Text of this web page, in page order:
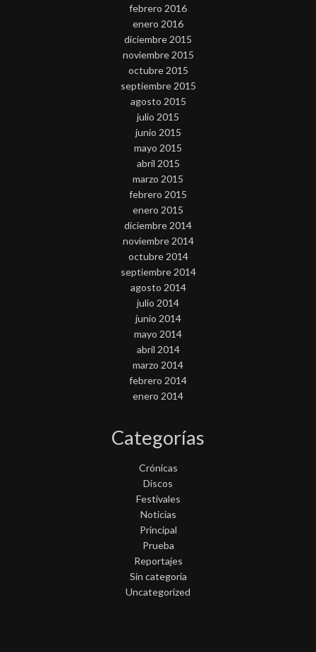
febrero 2016
enero 2016
diciembre 2015
noviembre 2015
octubre 2015
septiembre 2015
agosto 2015
julio 2015
junio 2015
mayo 2015
abril 2015
marzo 2015
febrero 2015
enero 2015
diciembre 2014
noviembre 2014
octubre 2014
septiembre 2014
agosto 2014
julio 2014
junio 2014
mayo 2014
abril 2014
marzo 2014
febrero 2014
enero 2014
Categorías
Crónicas
Discos
Festivales
Noticias
Principal
Prueba
Reportajes
Sin categoría
Uncategorized